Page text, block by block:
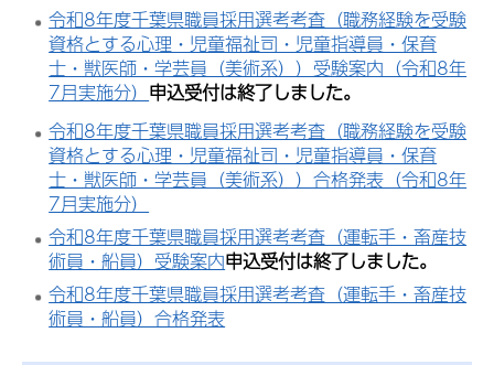
令和8年度千葉県職員採用選考考査（職務経験を受験
資格とする心理・児童福祉司・児童指導員・保育
士・獣医師・学芸員（美術系））受験案内（令和8年
7月実施分） 申込受付は終了しました。
令和8年度千葉県職員採用選考考査（職務経験を受験
資格とする心理・児童福祉司・児童指導員・保育
士・獣医師・学芸員（美術系））合格発表（令和8年
7月実施分）
令和8年度千葉県職員採用選考考査（運転手・畜産技
術員・船員）受験案内申込受付は終了しました。
令和8年度千葉県職員採用選考考査（運転手・畜産技
術員・船員）合格発表